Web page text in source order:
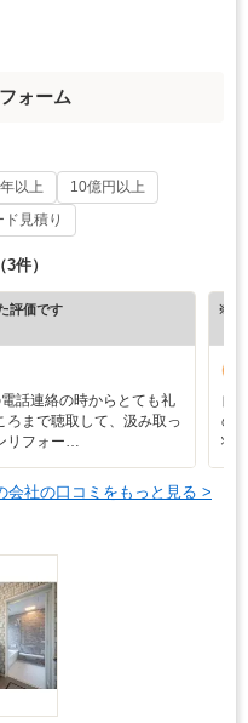
ォーム
以上
10億円以上
ド見積り
（3件）
評価です
話連絡の時からとても礼
ろまで聴取して、汲み取っ
リフォー…
※ホ
自
の
状
会社の口コミをもっと見る >